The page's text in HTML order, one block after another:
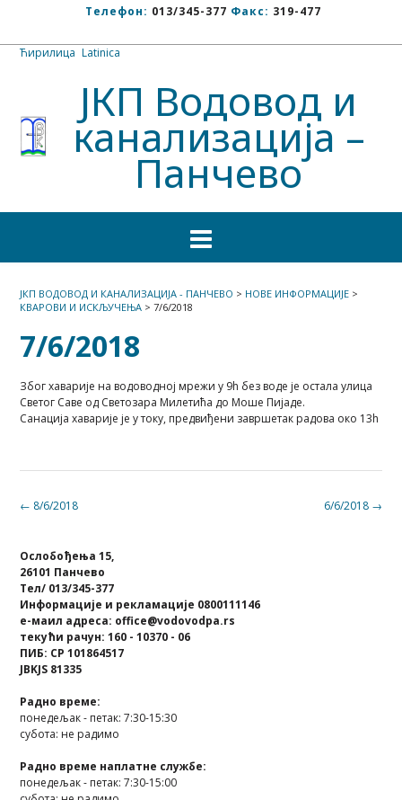
Телефон: 013/345-377 Факс: 319-477
Ћирилица Latinica
ЈКП Водовод и
канализација –
Панчево
ЈКП ВОДОВОД И КАНАЛИЗАЦИЈА - ПАНЧЕВО > НОВЕ ИНФОРМАЦИЈЕ >
КВАРОВИ И ИСКЉУЧЕЊА > 7/6/2018
7/6/2018
Због хаварије на водовoдној мрежи у 9h без воде је остала улица
Светог Саве од Светозара Милетића до Моше Пијаде.
Санација хаварије је у току, предвиђени завршетак радова око 13h
Post 6/6/2018 →
← 8/6/2018
Ослобођења 15,
26101 Панчево
Тел/ 013/345-377
Информације и рекламације 0800111146
е-маил адреса: office@vodovodpa.rs
текући рачун: 160 - 10370 - 06
ПИБ: СР 101864517
JBKJS 81335
Радно време:
понедељак - петак: 7:30-15:30
субота: не радимо
Радно време наплатне службе:
понедељак - петак: 7:30-15:00